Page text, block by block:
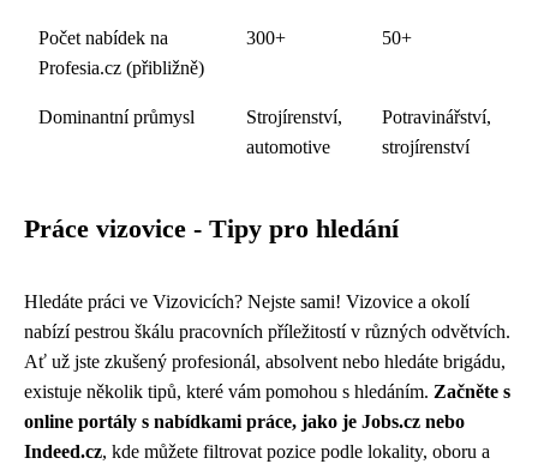
Počet nabídek na
Profesia.cz (přibližně)
300+ 50+
Dominantní průmysl
Strojírenství,
automotive
Potravinářství,
strojírenství
Práce vizovice - Tipy pro hledání
Hledáte práci ve Vizovicích? Nejste sami! Vizovice a okolí
nabízí pestrou škálu pracovních příležitostí v různých odvětvích.
Ať už jste zkušený profesionál, absolvent nebo hledáte brigádu,
existuje několik tipů, které vám pomohou s hledáním. Začněte s
online portály s nabídkami práce, jako je Jobs.cz nebo
Indeed.cz, kde můžete filtrovat pozice podle lokality, oboru a